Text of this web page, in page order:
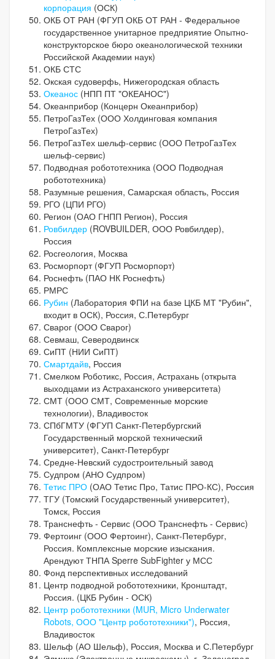
корпорация (ОСК)
ОКБ ОТ РАН (ФГУП ОКБ ОТ РАН - Федеральное
государственное унитарное предприятие Опытно-
конструкторское бюро океанологической техники
Российской Академии наук)
ОКБ СТС
Окская судоверфь, Нижегородская область
Океанос (НПП ПТ "ОКЕАНОС")
Океанприбор (Концерн Океанприбор)
ПетроГазТех (ООО Холдинговая компания
ПетроГазТех)
ПетроГазТех шельф-сервис (ООО ПетроГазТех
шельф-сервис)
Подводная робототехника (ООО Подводная
робототехника)
Разумные решения, Самарская область, Россия
РГО (ЦПИ РГО)
Регион (ОАО ГНПП Регион), Россия
Ровбилдер (ROVBUILDER, ООО Ровбилдер),
Россия
Росгеология, Москва
Росморпорт (ФГУП Росморпорт)
Роснефть (ПАО НК Роснефть)
РМРС
Рубин (Лаборатория ФПИ на базе ЦКБ МТ "Рубин",
входит в ОСК), Россия, С.Петербург
Сварог (ООО Сварог)
Севмаш, Северодвинск
СиПТ (НИИ СиПТ)
Смартдайв, Россия
Смелком Роботикс, Россия, Астрахань (открыта
выходцами из Астраханского университета)
СМТ (ООО СМТ, Современные морские
технологии), Владивосток
СПбГМТУ (ФГУП Санкт-Петербургский
Государственный морской технический
университет), Санкт-Петербург
Средне-Невский судостроительный завод
Судпром (АНО Судпром)
Тетис ПРО (ОАО Тетис Про, Татис ПРО-КС), Россия
ТГУ (Томский Государственный университет),
Томск, Россия
Транснефть - Сервис (ООО Транснефть - Сервис)
Фертоинг (ООО Фертоинг), Санкт-Петербург,
Россия. Комплексные морские изыскания.
Арендуют ТНПА Sperre SubFighter у МСС
Фонд перспективных исследований
Центр подводной робототехники, Кронштадт,
Россия. (ЦКБ Рубин - ОСК)
Центр робототехники (MUR, Micro Underwater
Robots, ООО "Центр робототехники"), Россия,
Владивосток
Шельф (АО Шельф), Россия, Москва и С.Петербург